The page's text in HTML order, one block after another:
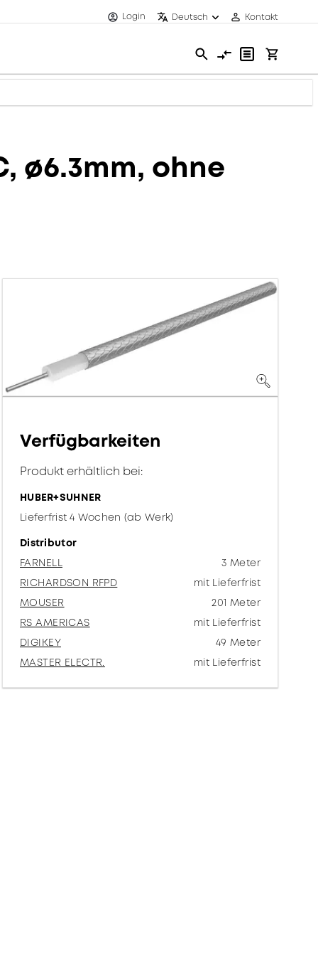
Login Deutsch Kontakt
ø6.3mm, ohne
Verfügbarkeiten
Produkt erhältlich bei:
HUBER+SUHNER
Lieferfrist 4 Wochen (ab Werk)
Distributor
FARNELL
3 Meter
RICHARDSON RFPD
mit Lieferfrist
MOUSER
201 Meter
RS AMERICAS
mit Lieferfrist
DIGIKEY
49 Meter
MASTER ELECTR.
mit Lieferfrist